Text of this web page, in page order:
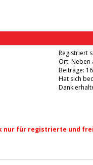
Registriert
Ort: Neben
Beiträge:
Hat sich
Dank
nur für registrierte und